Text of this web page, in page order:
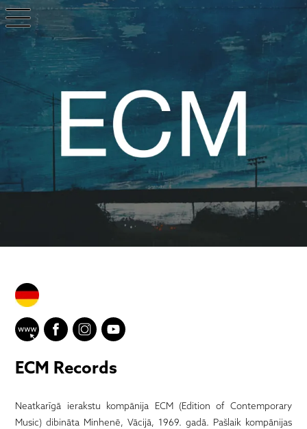
ECM Records
Neatkarīgā ierakstu kompānija ECM (Edition of Contemporary
Music) dibināta Minhenē, Vācijā, 1969. gadā. Pašlaik kompānijas